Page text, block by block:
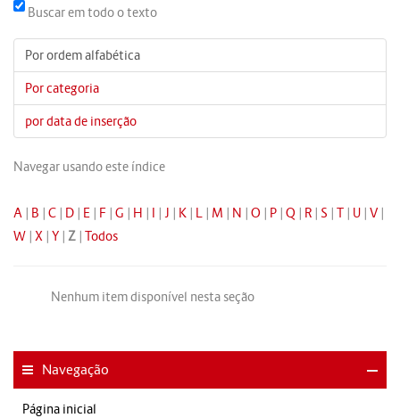
Buscar em todo o texto
Por ordem alfabética
Por categoria
por data de inserção
Navegar usando este índice
A | B | C | D | E | F | G | H | I | J | K | L | M | N | O | P | Q | R | S | T | U | V |
W | X | Y | Z | Todos
Nenhum item disponível nesta seção
Navegação
Página inicial